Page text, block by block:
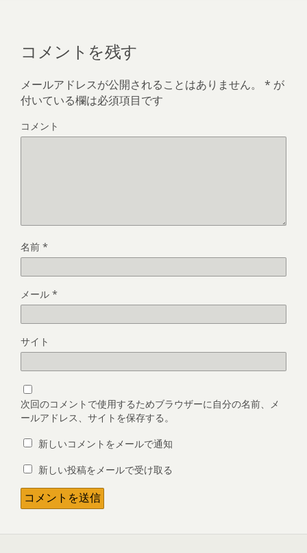
コメントを残す
メールアドレスが公開されることはありません。 * が
付いている欄は必須項目です
コメント
名前 *
メール *
サイト
次回のコメントで使用するためブラウザーに自分の名前、メ
ールアドレス、サイトを保存する。
新しいコメントをメールで通知
新しい投稿をメールで受け取る